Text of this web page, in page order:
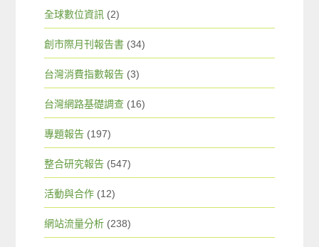
全球數位資訊 (2)
創市際月刊報告書 (34)
台灣消費指數報告 (3)
台灣網路基礎調查 (16)
專題報告 (197)
整合研究報告 (547)
活動與合作 (12)
網站流量分析 (238)